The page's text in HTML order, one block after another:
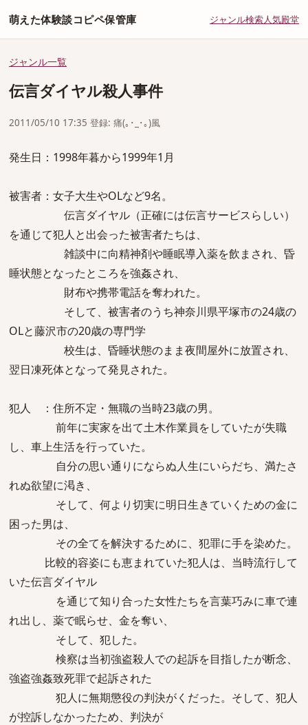
萌えた体験談コピペ保管庫 ジャンル検索人気殿堂
ジャンル一覧
伝言ダイヤル殺人事件
2011/05/10 17:35 登録: 痛(｡･_･｡)風
発生日：1998年暮から1999年1月
被害者：女子大生やOLなど9名。
伝言ダイヤル（正確には伝言サービスらしい）
を通じて犯人と出会った被害者たちは、
雑談中に向精神剤や睡眠導入薬を飲まされ、昏
睡状態となったところを強姦され、
財布や携帯電話を奪われた。
そして、被害者のうち神奈川県平塚市の24歳の
OLと藤沢市の20歳の専門学
校生は、昏睡状態のまま夜間屋外に放置され、
翌日凍死体となって発見された。
犯人 ：住所不定・無職の当時23歳の男。
前年に実家を出て土木作業員をしていたが失職
し、車上生活を行っていた。
自分の思い通りにならぬ人生にいらだち、満たさ
れぬ欲望に渇き、
そして、何より切実に明日生きていくための金に
困った男は、
その全てを解決するために、犯罪に手を染めた。
比較的容姿にも恵まれていた犯人は、当時流行して
いた伝言ダイヤル
を通じて知り合った女性たちを言葉巧みに車で連
れ出し、薬で眠らせ、金を奪い、
そして、犯した。
検察は当初強盗殺人での起訴を目指したが断念、
強盗強姦致死罪で起訴された
犯人に無期懲役の判決がくだった。そして、犯人
が控訴しなかったため、判決が